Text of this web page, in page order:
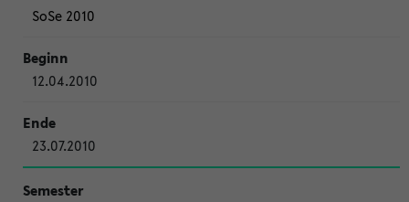
SoSe 2010
12.04.2010
23.07.2010